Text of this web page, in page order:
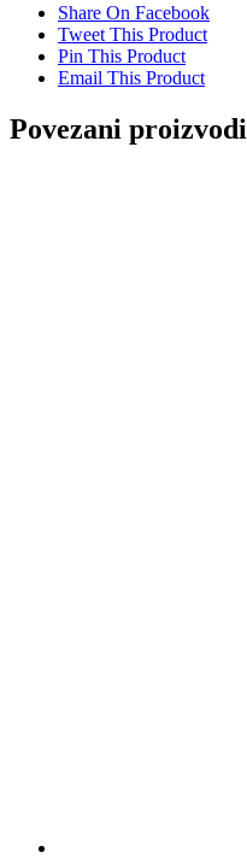
Share On Facebook
Tweet This Product
Pin This Product
Email This Product
Povezani proizvodi